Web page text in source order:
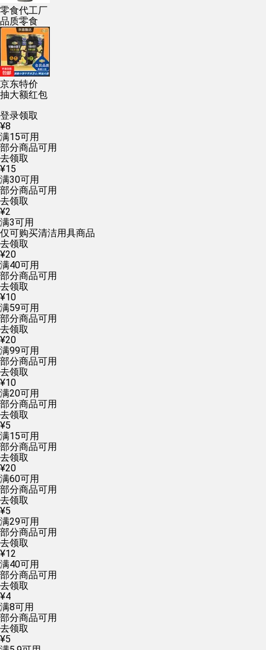
零食代工厂
品质零食
京东特价
抽大额红包
登录领取
¥8
满15可用
部分商品可用
去领取
¥15
满30可用
部分商品可用
去领取
¥2
满3可用
仅可购买清洁用具商品
去领取
¥20
满40可用
部分商品可用
去领取
¥10
满59可用
部分商品可用
去领取
¥20
满99可用
部分商品可用
去领取
¥10
满20可用
部分商品可用
去领取
¥5
满15可用
部分商品可用
去领取
¥20
满60可用
部分商品可用
去领取
¥5
满29可用
部分商品可用
去领取
¥12
满40可用
部分商品可用
去领取
¥4
满8可用
部分商品可用
去领取
¥5